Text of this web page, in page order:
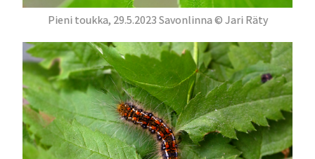
Pieni toukka, 29.5.2023 Savonlinna © Jari Räty